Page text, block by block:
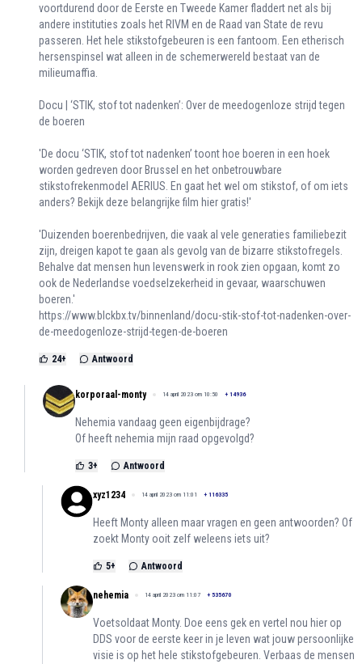
voortdurend door de Eerste en Tweede Kamer fladdert net als bij
andere instituties zoals het RIVM en de Raad van State de revu
passeren. Het hele stikstofgebeuren is een fantoom. Een etherisch
hersenspinsel wat alleen in de schemerwereld bestaat van de
milieumaffia.
Docu | ‘STIK, stof tot nadenken’: Over de meedogenloze strijd tegen
de boeren
'De docu ‘STIK, stof tot nadenken’ toont hoe boeren in een hoek
worden gedreven door Brussel en het onbetrouwbare
stikstofrekenmodel AERIUS. En gaat het wel om stikstof, of om iets
anders? Bekijk deze belangrijke film hier gratis!'
'Duizenden boerenbedrijven, die vaak al vele generaties familiebezit
zijn, dreigen kapot te gaan als gevolg van de bizarre stikstofregels.
Behalve dat mensen hun levenswerk in rook zien opgaan, komt zo
ook de Nederlandse voedselzekerheid in gevaar, waarschuwen
boeren.'
https://www.blckbx.tv/binnenland/docu-stik-stof-tot-nadenken-over-
de-meedogenloze-strijd-tegen-de-boeren
24+ Antwoord
korporaal-monty 14 april 2023 om 10:50 + 14936
Nehemia vandaag geen eigenbijdrage?
Of heeft nehemia mijn raad opgevolgd?
3+ Antwoord
xyz1234 14 april 2023 om 11:01 + 116335
Heeft Monty alleen maar vragen en geen antwoorden? Of
zoekt Monty ooit zelf weleens iets uit?
5+ Antwoord
nehemia 14 april 2023 om 11:07 + 535670
Voetsoldaat Monty. Doe eens gek en vertel nou hier op
DDS voor de eerste keer in je leven wat jouw persoonlijke
visie is op het hele stikstofgebeuren. Verbaas de mensen